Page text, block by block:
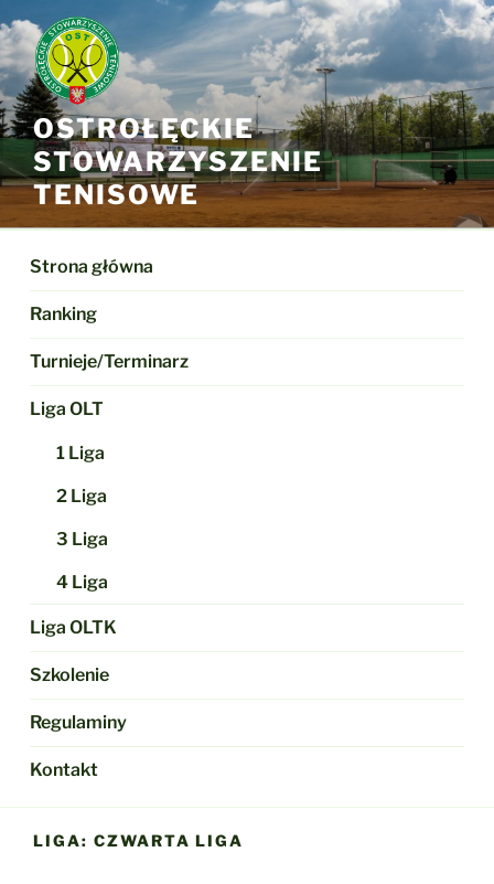
do
treści
OSTROŁĘCKIE
STOWARZYSZENIE
TENISOWE
Strona główna
Ranking
Turnieje/Terminarz
Liga OLT
1 Liga
2 Liga
3 Liga
4 Liga
Liga OLTK
Szkolenie
Regulaminy
Kontakt
LIGA: CZWARTA LIGA